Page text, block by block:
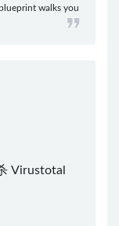
walks you
Virustotal